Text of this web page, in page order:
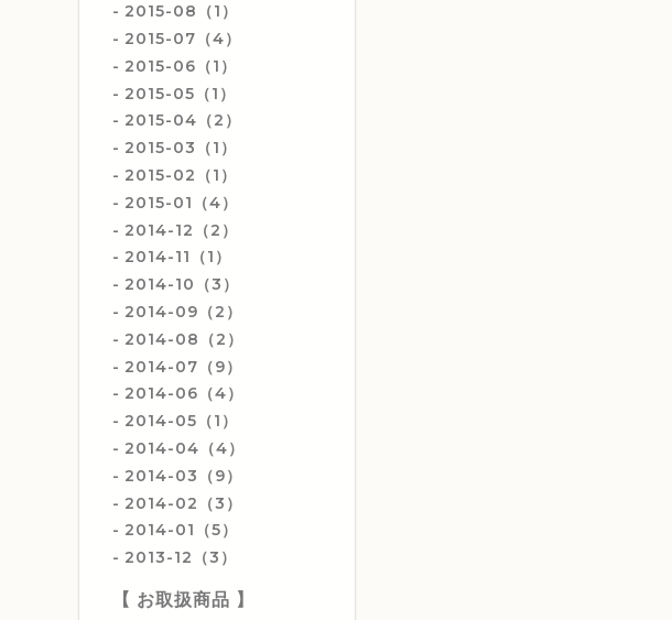
2015-08（1）
2015-07（4）
2015-06（1）
2015-05（1）
2015-04（2）
2015-03（1）
2015-02（1）
2015-01（4）
2014-12（2）
2014-11（1）
2014-10（3）
2014-09（2）
2014-08（2）
2014-07（9）
2014-06（4）
2014-05（1）
2014-04（4）
2014-03（9）
2014-02（3）
2014-01（5）
2013-12（3）
【 お取扱商品 】